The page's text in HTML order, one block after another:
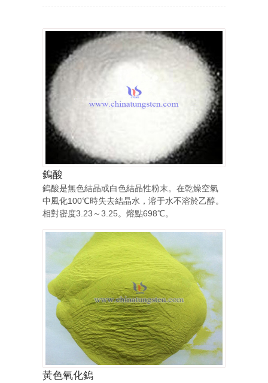
鎢酸
鎢酸是無色結晶或白色結晶性粉末。在乾燥空氣
中風化100℃時失去結晶水，溶于水不溶於乙醇。
相對密度3.23～3.25。熔點698℃。
黃色氧化鎢